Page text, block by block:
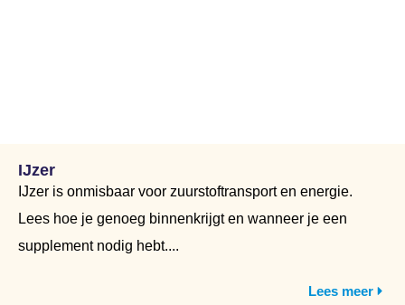
IJzer
IJzer is onmisbaar voor zuurstoftransport en energie.
Lees hoe je genoeg binnenkrijgt en wanneer je een
supplement nodig hebt....
Lees meer